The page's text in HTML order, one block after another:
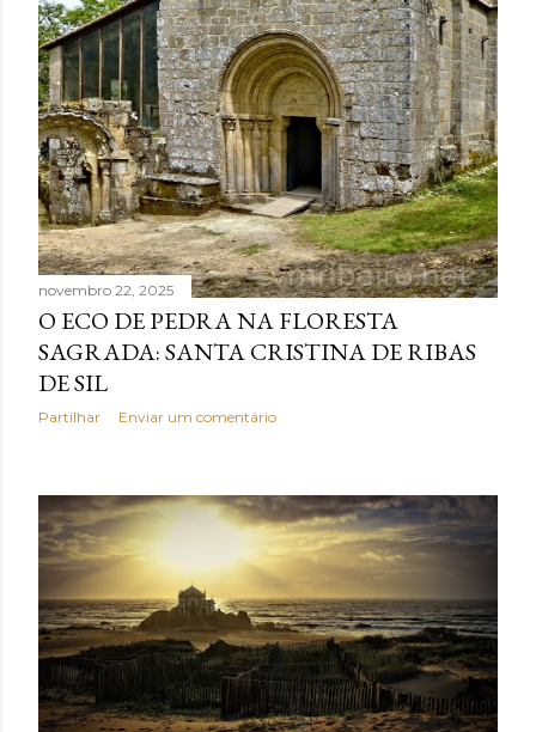
novembro 22, 2025
O ECO DE PEDRA NA FLORESTA
SAGRADA: SANTA CRISTINA DE RIBAS
DE SIL
Partilhar Enviar um comentário